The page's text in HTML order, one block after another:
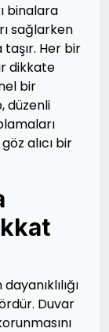
binalara
sağlarken
Her bir
dikkate
bir
düzenli
alıcı bir
Duvar